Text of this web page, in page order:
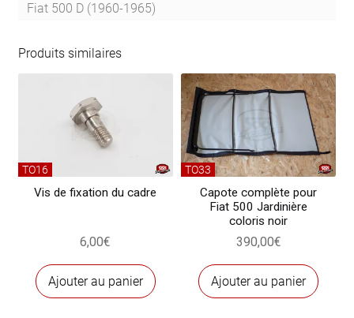
Fiat 500 D
(longue)
Fiat 500 D (1960-1965)
Produits similaires
TO16
Vis de fixation du cadre
6,00€
Ajouter au panier
TO33
Capote complète pour
Fiat 500 Jardinière
coloris noir
390,00€
Ajouter au panier